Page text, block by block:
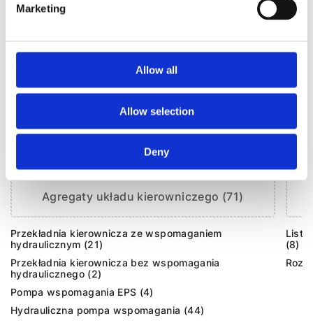
Marketing
Allow all
Allow selection
Deny
Agregaty układu kierowniczego (71)
Przekładnia kierownicza ze wspomaganiem
hydraulicznym (21)
Przekładnia kierownicza bez wspomagania
hydraulicznego (2)
Pompa wspomagania EPS (4)
Hydrauliczna pompa wspomagania (44)
(8)